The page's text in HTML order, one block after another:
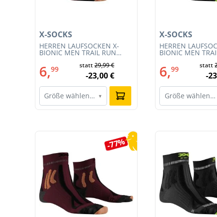
HERREN LAUFSOCKEN X-
BIONIC MEN TRAIL RUN
R019)
X-SOCKS
6,99 statt29,99 €
-23,00 €
Größe wählen… ▾
HERREN
BIONIC MEN
011)
X-SOCKS
6,99 statt
-
Größe wählen…
Produktgalerie überspringen
-77%